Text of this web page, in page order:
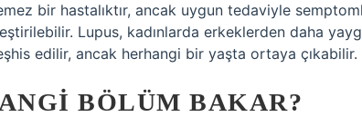
bir hastalıktır, ancak uygun tedaviyle
Lupus, kadınlarda erkeklerden daha
edilir, ancak herhangi bir yaşta ortaya çıkabilir.
BÖLÜM BAKAR?